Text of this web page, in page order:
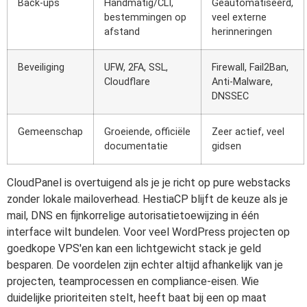
Back-ups
Handmatig/CLI,
bestemmingen op
afstand
Geautomatiseerd,
veel externe
herinneringen
Beveiliging
UFW, 2FA, SSL,
Cloudflare
Firewall, Fail2Ban,
Anti-Malware,
DNSSEC
Gemeenschap
Groeiende, officiële
documentatie
Zeer actief, veel
gidsen
CloudPanel is overtuigend als je je richt op pure webstacks
zonder lokale mailoverhead. HestiaCP blijft de keuze als je
mail, DNS en fijnkorrelige autorisatietoewijzing in één
interface wilt bundelen. Voor veel WordPress projecten op
goedkope VPS'en kan een lichtgewicht stack je geld
besparen. De voordelen zijn echter altijd afhankelijk van je
projecten, teamprocessen en compliance-eisen. Wie
duidelijke prioriteiten stelt, heeft baat bij een op maat